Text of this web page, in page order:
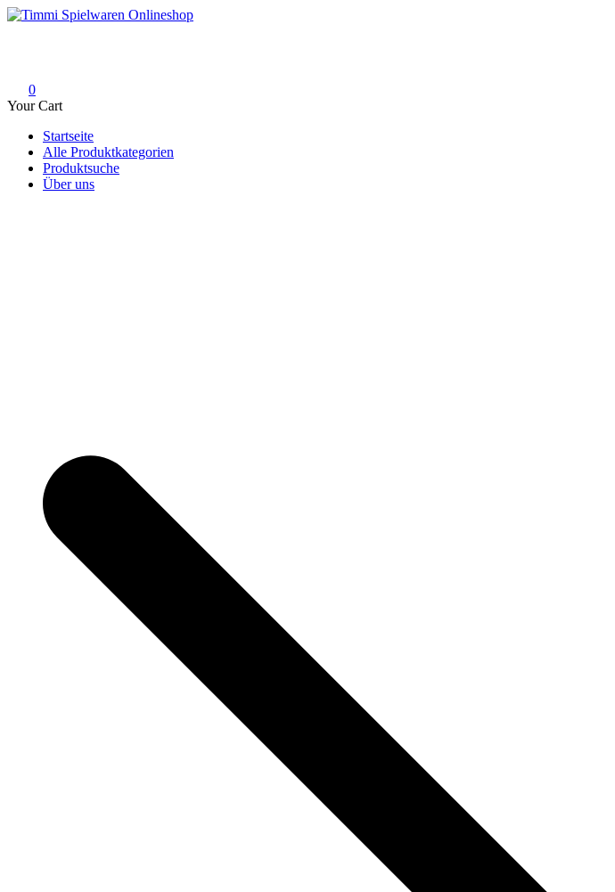
Skip
0
Your Cart
Startseite
Alle Produktkategorien
Produktsuche
Über uns